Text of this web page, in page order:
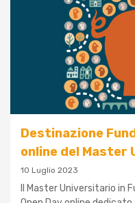
Destinazione
online del Master
10 Luglio 2023
Il Master Universitario in